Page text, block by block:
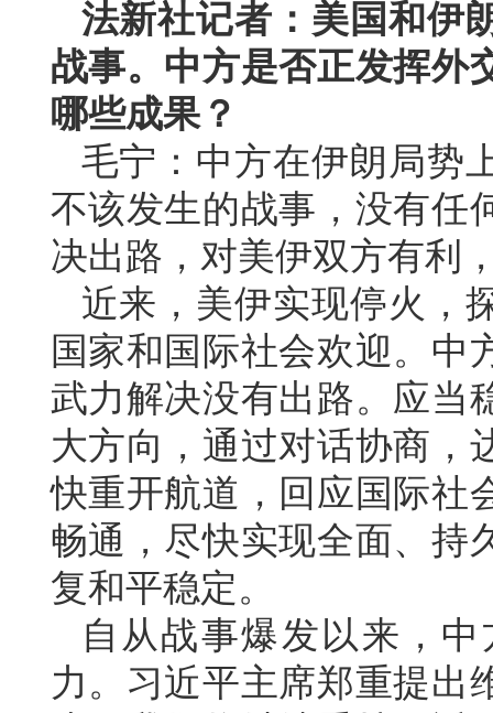
法新社记者：美国和伊
战事。中方是否正发挥外
哪些成果？
毛宁：中方在伊朗局势
不该发生的战事，没有任
决出路，对美伊双方有利
近来，美伊实现停火，
国家和国际社会欢迎。中
武力解决没有出路。应当
大方向，通过对话协商，
快重开航道，回应国际社
畅通，尽快实现全面、持
复和平稳定。
自从战事爆发以来，
力。习近平主席郑重提出